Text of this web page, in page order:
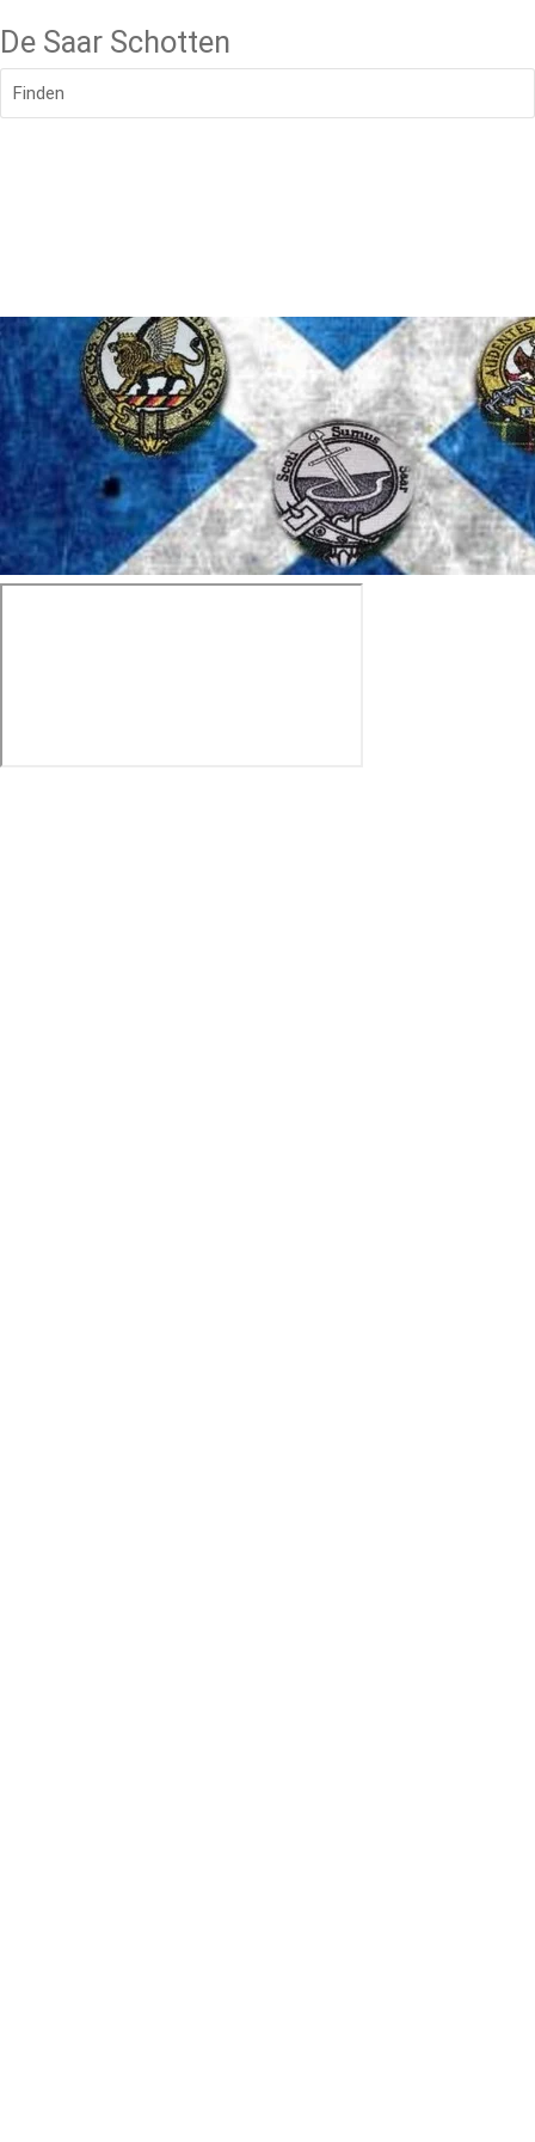
De Saar Schotten
Finden